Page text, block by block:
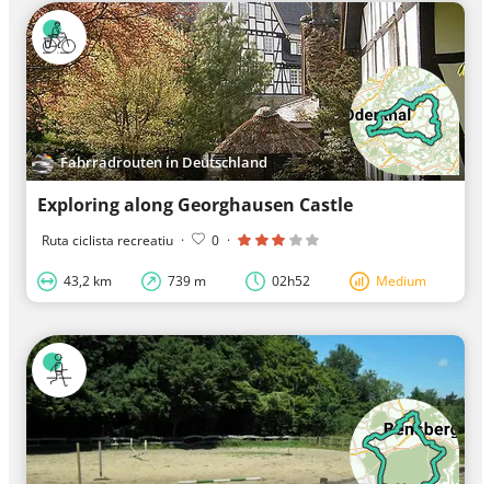
Fahrradrouten in Deutschland
Exploring along Georghausen Castle
Ruta ciclista recreatiu · 0 ·
43,2 km 739 m 02h52 Medium